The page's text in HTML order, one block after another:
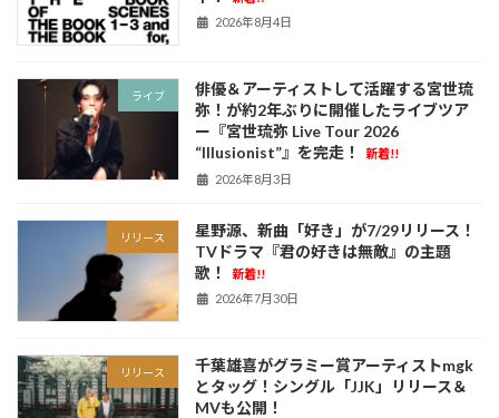
2026年8月4日
ライブ
俳優＆アーティストして活躍する宮世琉
弥！が約2年ぶりに開催したライブツア
ー『宮世琉弥 Live Tour 2026
“Illusionist”』を完走！
新着!!
2026年8月3日
リリース
星野源、新曲「好き」が7/29リリース！
TVドラマ『君の好きは無敵』の主題
歌！
新着!!
2026年7月30日
リリース
千葉雄喜がグラミー賞アーティストmgk
とタッグ！シングル「JJK」リリース＆
MVも公開！